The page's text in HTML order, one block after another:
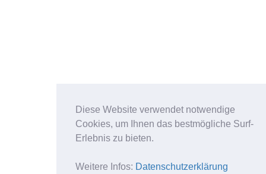
Diese Website verwendet notwendige
Cookies, um Ihnen das bestmögliche Surf-
Erlebnis zu bieten.
Weitere Infos: Datenschutzerklärung